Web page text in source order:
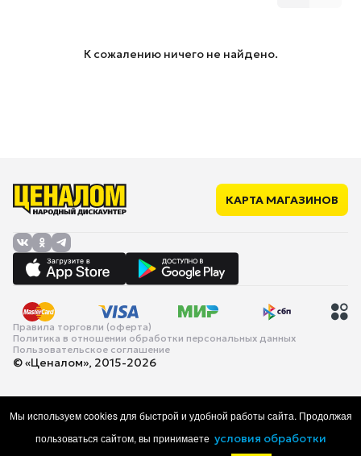
К сожалению ничего не найдено.
КАРТА МАГАЗИНОВ
Правила торговли (оферта)
Политика в отношении обработки персональных данных
Пользовательское соглашение
© «Ценалом», 2015-2026
Мы используем cookies для быстрой и удобной работы сайта. Продолжая
пользоваться сайтом, вы принимаете условия обработки